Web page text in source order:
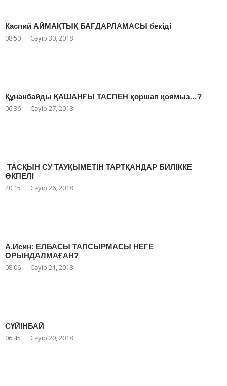
Каспий АЙМАҚТЫҚ БАҒДАРЛАМАСЫ бекіді
08:50 Сәуір 30, 2018
Құнанбайды ҚАШАНҒЫ ТАСПЕН қоршап қоямыз…?
06:36 Сәуір 27, 2018
ТАСҚЫН СУ ТАУҚЫМЕТІН ТАРТҚАНДАР БИЛІККЕ
ӨКПЕЛІ
20:15 Сәуір 26, 2018
А.Исин: ЕЛБАСЫ ТАПСЫРМАСЫ НЕГЕ
ОРЫНДАЛМАҒАН?
08:06 Сәуір 21, 2018
СҮЙІНБАЙ
06:45 Сәуір 20, 2018